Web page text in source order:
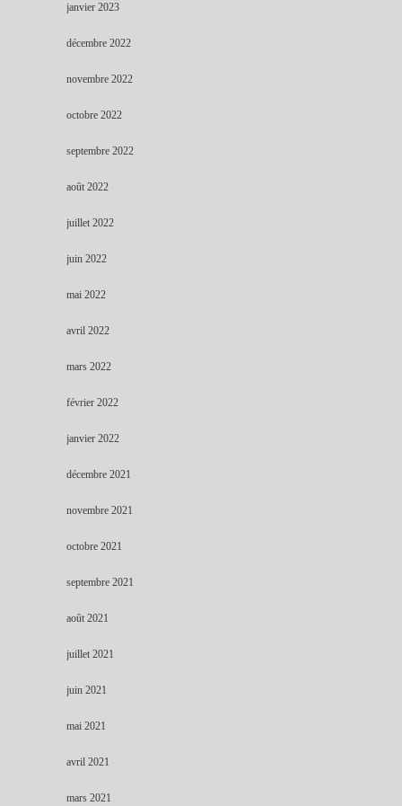
janvier 2023
décembre 2022
novembre 2022
octobre 2022
septembre 2022
août 2022
juillet 2022
juin 2022
mai 2022
avril 2022
mars 2022
février 2022
janvier 2022
décembre 2021
novembre 2021
octobre 2021
septembre 2021
août 2021
juillet 2021
juin 2021
mai 2021
avril 2021
mars 2021